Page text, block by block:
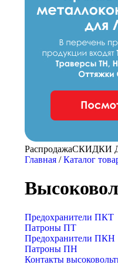
РаспродажаCКИДКИ
Главная /Каталог
Предохранители ПКТ
Патроны ПТ
Предохранители ПКН
Патроны ПН
Контакты